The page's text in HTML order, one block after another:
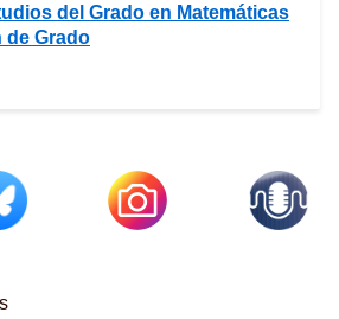
del Grado en Matemáticas
de Grado